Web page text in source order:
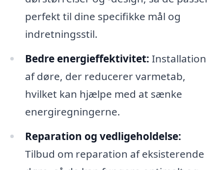
perfekt til dine specifikke mål og
indretningsstil.
Bedre energieffektivitet: Installation
af døre, der reducerer varmetab,
hvilket kan hjælpe med at sænke
energiregningerne.
Reparation og vedligeholdelse:
Tilbud om reparation af eksisterende